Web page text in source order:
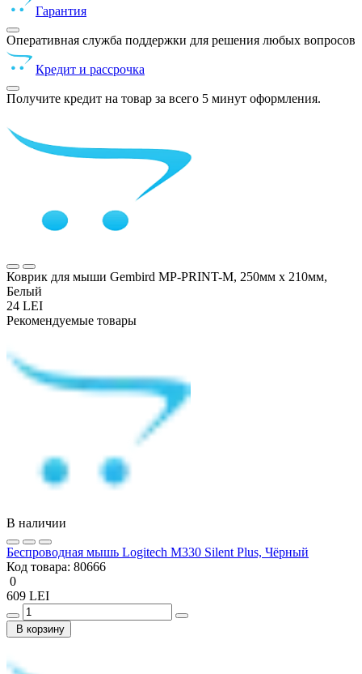
Гарантия
Оперативная служба поддержки для решения любых вопросов
Кредит и рассрочка
Получите кредит на товар за всего 5 минут оформления.
Коврик для мыши Gembird MP-PRINT-M, 250мм x 210мм,
Белый
24 LEI
Рекомендуемые товары
В наличии
Беcпроводная мышь Logitech M330 Silent Plus, Чёрный
Код товара: 80666
0
609 LEI
В корзину